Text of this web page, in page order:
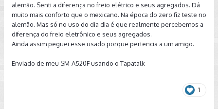
alemão. Senti a diferença no freio elétrico e seus agregados. Dá
muito mais conforto que o mexicano. Na época do zero fiz teste no
alemão. Mas só no uso do dia dia é que realmente percebemos a
diferença do freio eletrônico e seus agregados.
Ainda assim peguei esse usado porque pertencia a um amigo.
Enviado de meu SM-A520F usando o Tapatalk
1